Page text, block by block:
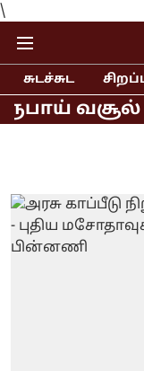
\
சுடச்சுட
வசூல்